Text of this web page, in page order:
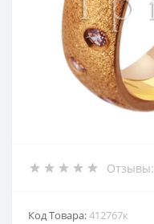
Отзывы:
Код Товара:412767к